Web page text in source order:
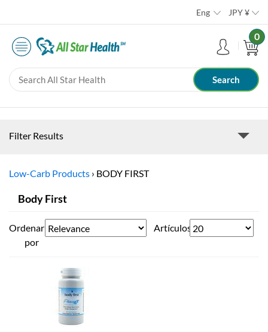
Eng JPY¥
0
Filter Results
Low-Carb Products › BODY FIRST
Body First
Ordenar
por
Artículos